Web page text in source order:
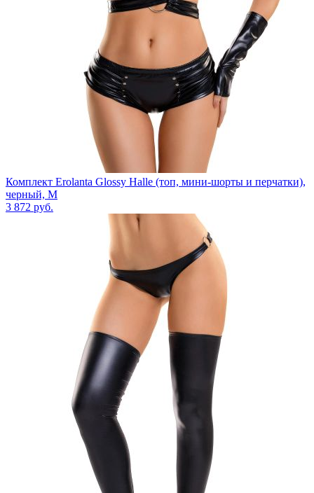
Комплект Erolanta Glossy Halle (топ, мини-шорты и перчатки),
черный, M
3 872 руб.